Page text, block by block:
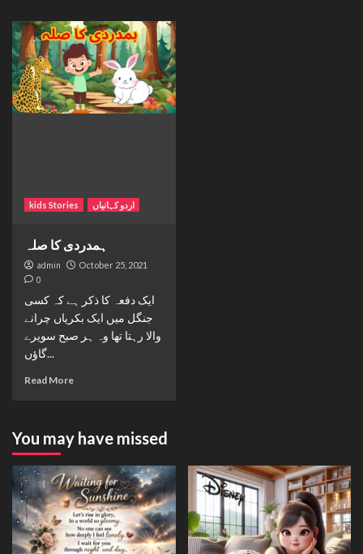
kids Stories اردو کہانیاں
ہمدردی کا صلہ
admin October 25, 2021
0
ایک دفعہ کا ذکر ہے کہ کسی
جنگل میں ایک بکریاں چرانے
والا رہتا تھا وہ ہر صبح سویرے
گاؤں...
Read More
You may have missed